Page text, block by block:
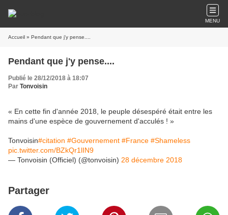
MENU
Accueil » Pendant que j'y pense....
Pendant que j'y pense....
Publié le 28/12/2018 à 18:07
Par Tonvoisin
« En cette fin d'année 2018, le peuple désespéré était entre les
mains d'une espèce de gouvernement d'acculés ! »
Tonvoisin#citation #Gouvernement #France #Shameless
pic.twitter.com/BZkQr1lIN9
— Tonvoisin (Officiel) (@tonvoisin) 28 décembre 2018
Partager